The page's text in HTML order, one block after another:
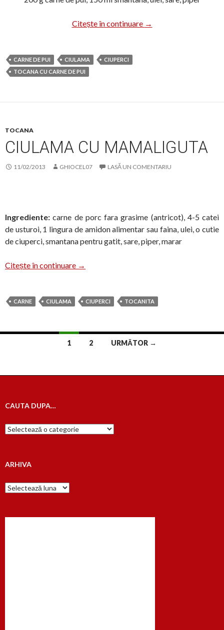
Citește în continuare Ciulama cu ciuperci si
→
CARNE DE PUI CIULAMA
CIUPERCI
TOCANA CU CARNE DE PUI
TOCANA
CIULAMA CU MAMALIGUTA
11/02/2013 GHIOCEL07 LASĂ UN COMENTARIU
Ingrediente:carne de porc fara grasime (antricot), 4-5 catei
de usturoi, 1 lingura de amidon alimentar sau faina, ulei, o cutie
de ciuperci, smantana pentru gatit, sare, piper, marar
Citește în continuare Ciulama cu mamaliguta
→
CARNE CIULAMA CIUPERCI TOCANITA
articole
1 2 URMĂTOR →
CAUTA DUPA…
Cauta
dupa…
ARHIVA
Arhiva